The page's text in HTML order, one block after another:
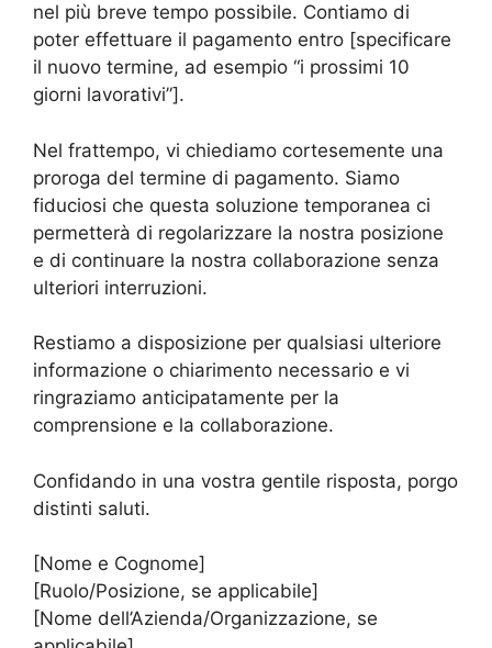
nel più breve tempo possibile. Contiamo di
poter effettuare il pagamento entro [specificare
il nuovo termine, ad esempio “i prossimi 10
giorni lavorativi”].
Nel frattempo, vi chiediamo cortesemente una
proroga del termine di pagamento. Siamo
fiduciosi che questa soluzione temporanea ci
permetterà di regolarizzare la nostra posizione
e di continuare la nostra collaborazione senza
ulteriori interruzioni.
Restiamo a disposizione per qualsiasi ulteriore
informazione o chiarimento necessario e vi
ringraziamo anticipatamente per la
comprensione e la collaborazione.
Confidando in una vostra gentile risposta, porgo
distinti saluti.
[Nome e Cognome]
[Ruolo/Posizione, se applicabile]
[Nome dell’Azienda/Organizzazione, se